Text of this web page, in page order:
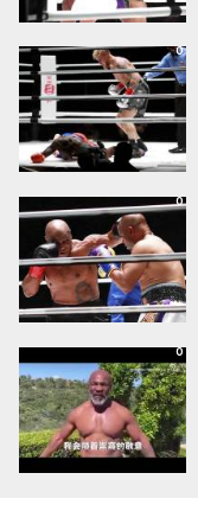
0
0
0